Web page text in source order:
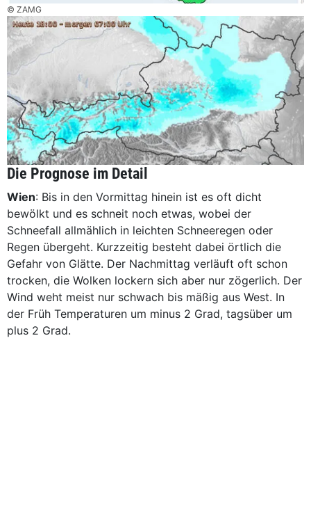
© ZAMG
Die Prognose im Detail
Wien: Bis in den Vormittag hinein ist es oft dicht
bewölkt und es schneit noch etwas, wobei der
Schneefall allmählich in leichten Schneeregen oder
Regen übergeht. Kurzzeitig besteht dabei örtlich die
Gefahr von Glätte. Der Nachmittag verläuft oft schon
trocken, die Wolken lockern sich aber nur zögerlich. Der
Wind weht meist nur schwach bis mäßig aus West. In
der Früh Temperaturen um minus 2 Grad, tagsüber um
plus 2 Grad.